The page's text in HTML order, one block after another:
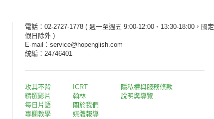
電話：02-2727-1778 ( 週一至週五 9:00-12:00、13:30-18:00，國定
假日除外 )
E-mail：service@hopenglish.com
統編：24746401
攻其不背
精選影片
每日片語
專欄教學
ICRT
翰林
關於我們
媒體報導
隱私權與服務條款
說明與導覽